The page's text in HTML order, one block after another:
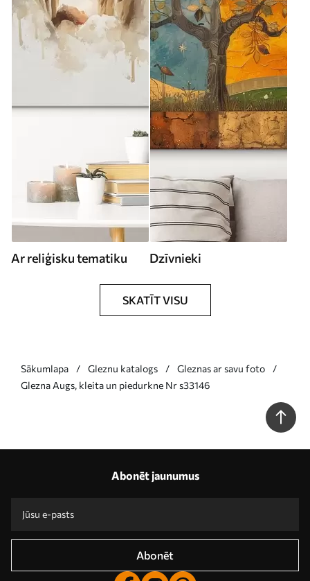
Ar reliģisku tematiku Dzīvnieki
SKATĪT VISU
Sākumlapa Gleznu katalogs
Gleznas ar savu foto
Glezna Augs, kleita un piedurkne Nr s33146
Abonēt jaunumus
Abonēt